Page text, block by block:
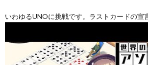
いわゆるUNOに挑戦です。ラストカードの宣